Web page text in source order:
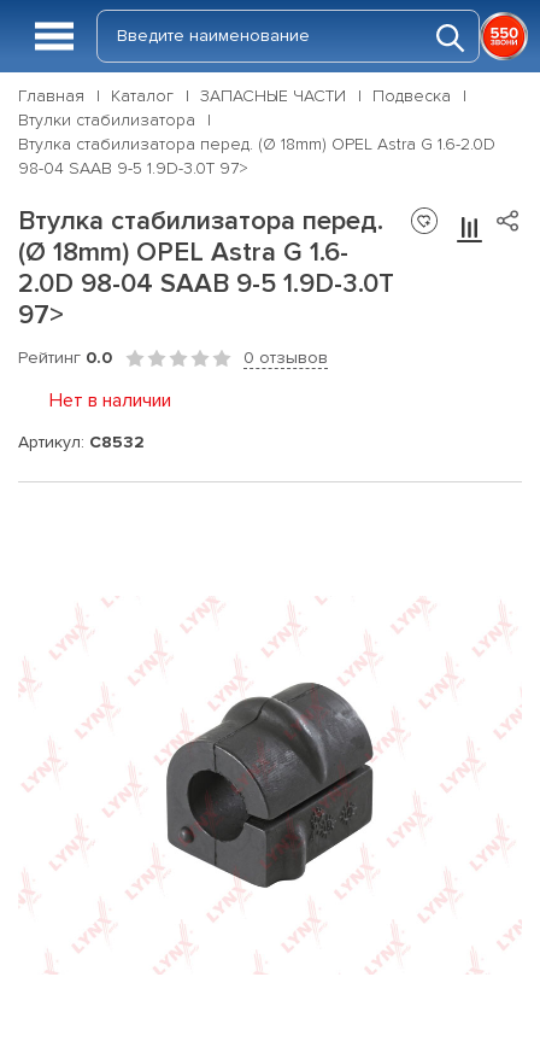
Главная Каталог ЗАПАСНЫЕ ЧАСТИ
Подвеска
Втулки стабилизатора
Втулка стабилизатора перед. (Ø 18mm) OPEL Astra G 1.6-2.0D
98-04 SAAB 9-5 1.9D-3.0T 97>
Втулка стабилизатора перед.
(Ø 18mm) OPEL Astra G 1.6-
2.0D 98-04 SAAB 9-5 1.9D-3.0T
97>
Рейтинг 0.0 0 отзывов
Нет в наличии
Артикул: C8532